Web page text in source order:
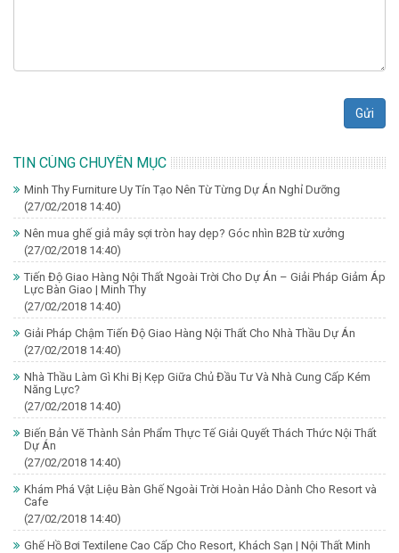
Gửi
TIN CÙNG CHUYÊN MỤC
Minh Thy Furniture Uy Tín Tạo Nên Từ Từng Dự Án Nghỉ Dưỡng
(27/02/2018 14:40)
Nên mua ghế giả mây sợi tròn hay dẹp? Góc nhìn B2B từ xưởng
(27/02/2018 14:40)
Tiến Độ Giao Hàng Nội Thất Ngoài Trời Cho Dự Án – Giải Pháp Giảm Áp
Lực Bàn Giao | Minh Thy
(27/02/2018 14:40)
Giải Pháp Chậm Tiến Độ Giao Hàng Nội Thất Cho Nhà Thầu Dự Án
(27/02/2018 14:40)
Nhà Thầu Làm Gì Khi Bị Kẹp Giữa Chủ Đầu Tư Và Nhà Cung Cấp Kém
Năng Lực?
(27/02/2018 14:40)
Biến Bản Vẽ Thành Sản Phẩm Thực Tế Giải Quyết Thách Thức Nội Thất
Dự Án
(27/02/2018 14:40)
Khám Phá Vật Liệu Bàn Ghế Ngoài Trời Hoàn Hảo Dành Cho Resort và
Cafe
(27/02/2018 14:40)
Ghế Hồ Bơi Textilene Cao Cấp Cho Resort, Khách Sạn | Nội Thất Minh